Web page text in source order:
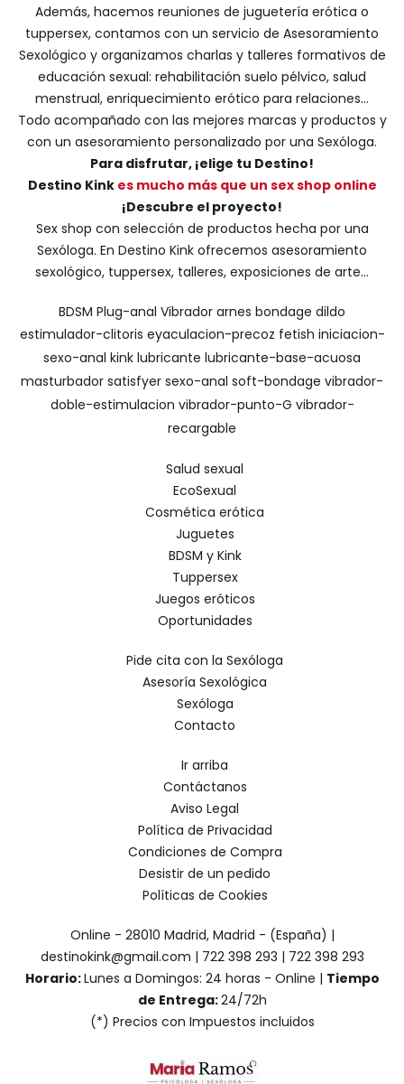
Además, hacemos reuniones de juguetería erótica o
tuppersex, contamos con un servicio de Asesoramiento
Sexológico y organizamos charlas y talleres formativos de
educación sexual: rehabilitación suelo pélvico, salud
menstrual, enriquecimiento erótico para relaciones...
Todo acompañado con las mejores marcas y productos y
con un asesoramiento personalizado por una Sexóloga.
Para disfrutar, ¡elige tu Destino!
Destino Kink es mucho más que un sex shop online
¡Descubre el proyecto!
Sex shop con selección de productos hecha por una
Sexóloga. En Destino Kink ofrecemos asesoramiento
sexológico, tuppersex, talleres, exposiciones de arte...
BDSM Plug-anal Vibrador arnes bondage dildo
estimulador-clitoris eyaculacion-precoz fetish iniciacion-
sexo-anal kink lubricante lubricante-base-acuosa
masturbador satisfyer sexo-anal soft-bondage vibrador-
doble-estimulacion vibrador-punto-G vibrador-
recargable
Salud sexual
EcoSexual
Cosmética erótica
Juguetes
BDSM y Kink
Tuppersex
Juegos eróticos
Oportunidades
Pide cita con la Sexóloga
Asesoría Sexológica
Sexóloga
Contacto
Ir arriba
Contáctanos
Aviso Legal
Política de Privacidad
Condiciones de Compra
Desistir de un pedido
Políticas de Cookies
Online - 28010 Madrid, Madrid - (España) |
destinokink@gmail.com | 722 398 293 | 722 398 293
Horario:Lunes a Domingos: 24 horas - Online | Tiempo
de Entrega:24/72h
(*) Precios con Impuestos incluidos